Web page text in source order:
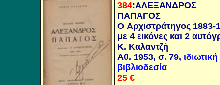
384:ΑΛΕΞΑΝΔΡΟΣ
ΠΑΠΑΓΟΣ
Ο Αρχιστράτηγος 1883-
με 4 εικόνες και 2
Κ. Καλαντζή
Αθ. 1953, σ. 79, ιδιωτική
βιβλιοδεσία
25€